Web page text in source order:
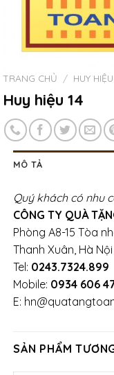
TRANG CHỦ / HUY HIỆU
Huy hiệu 14
MÔ TẢ
Quý khách có nhu
CÔNG TY QUÀ
Phòng A8-15 Tòa
Thanh Xuân, Hà Nội
Tel: 0243.7324.899
Mobile: 0934 606
E:
SẢN PHẨM